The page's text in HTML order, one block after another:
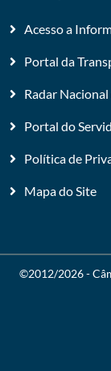
Acesso a
Portal da
Radar
Portal do
Política de
Mapa do Site
©2012/2026 -